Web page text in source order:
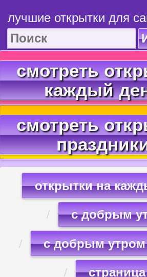
лучшие открытки для
смотреть
каждый
смотреть
открытки на
с добрым
с добрым утром